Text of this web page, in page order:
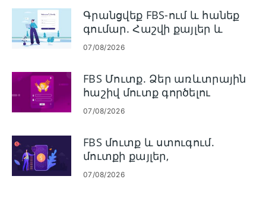
Գրանցվեք FBS-ում և հանեք
գումար. Հաշվի քայլեր և
վճարումներ
07/08/2026
FBS Մուտք. Ձեր առևտրային
հաշիվ մուտք գործելու
անվտանգ քայլեր
07/08/2026
FBS մուտք և ստուգում.
մուտքի քայլեր,
փաստաթղթերի պահանջներ
07/08/2026